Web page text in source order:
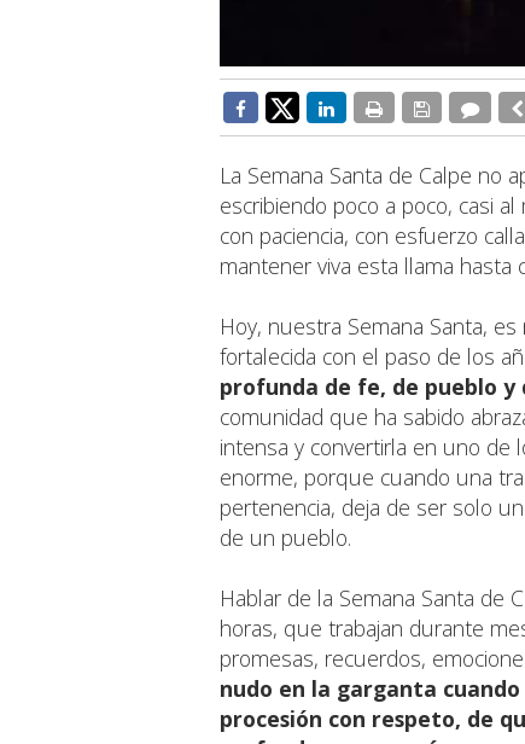
La Semana Santa de Calpe no
escribiendo poco a poco, casi
con paciencia, con esfuerzo
mantener viva esta llama hasta
Hoy, nuestra Semana Santa,
fortalecida con el paso de los
profunda de fe, de pueblo
comunidad que ha sabido
intensa y convertirla en uno de
enorme, porque cuando una
pertenencia, deja de ser solo
de un pueblo.
Hablar de la Semana Santa de
horas, que trabajan durante
promesas, recuerdos,
nudo en la garganta
procesión con respeto, de